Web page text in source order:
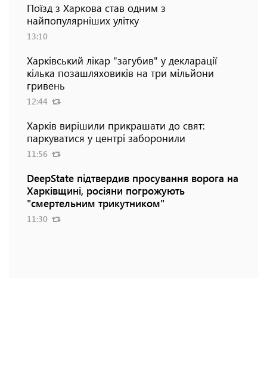
Поїзд з Харкова став одним з
найпопулярніших улітку
13:10
Харківський лікар "загубив" у декларації
кілька позашляховиків на три мільйони
гривень
12:44
Харків вирішили прикрашати до свят:
паркуватися у центрі заборонили
11:56
DeepState підтвердив просування ворога на
Харківщині, росіяни погрожують
"смертельним трикутником"
11:30